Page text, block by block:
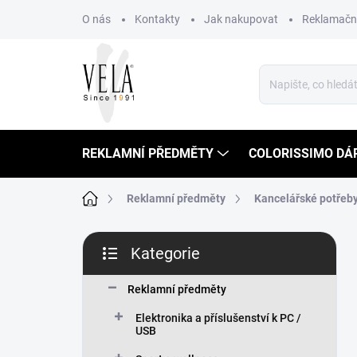
O nás Kontakty Jak nakupovat
REKLAMNÍ PŘEDMĚTY COLORISSIMO
Domů Reklamní předměty Kancelářské
P
s
kategorie
Kategorie
Reklamní předměty
Elektronika a příslušenství k PC /
USB